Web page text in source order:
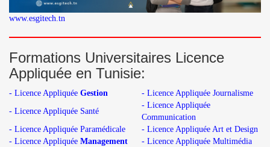
www.esgitech.tn
Formations Universitaires Licence
Appliquée en Tunisie:
- Licence Appliquée Gestion
- Licence Appliquée Journalisme
- Licence Appliquée Santé
- Licence Appliquée
Communication
- Licence Appliquée Paramédicale
- Licence Appliquée Art et Design
- Licence Appliquée Management
- Licence Appliquée Multimédia